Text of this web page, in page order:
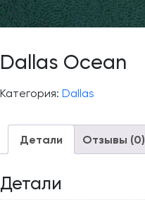
Dallas Ocean
Категория: Dallas
Детали Отзывы (0)
Детали